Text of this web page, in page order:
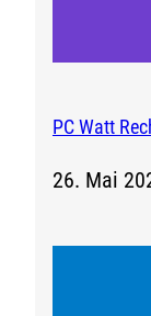
PC Watt
26. Mai